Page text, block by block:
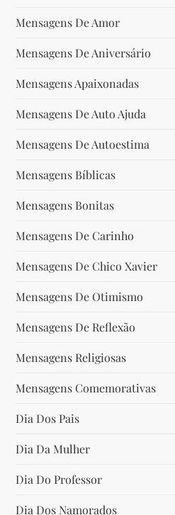
Mensagens De Amor
Mensagens De Aniversário
Mensagens Apaixonadas
Mensagens De Auto Ajuda
Mensagens De Autoestima
Mensagens Bíblicas
Mensagens Bonitas
Mensagens De Carinho
Mensagens De Chico Xavier
Mensagens De Otimismo
Mensagens De Reflexão
Mensagens Religiosas
Mensagens Comemorativas
Dia Dos Pais
Dia Da Mulher
Dia Do Professor
Dia Dos Namorados